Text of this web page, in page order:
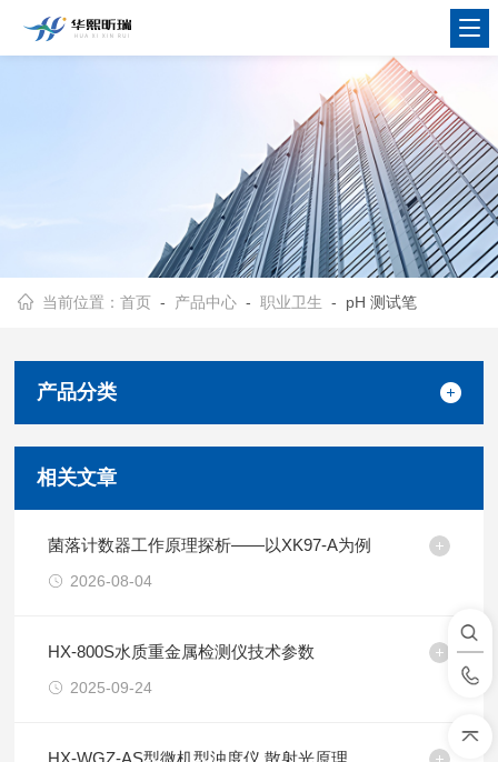
当前位置：首页 - 产品中心 -职业卫生 - pH 测试笔
产品分类
相关文章
菌落计数器工作原理探析——以XK97-A为例
2026-08-04
HX-800S水质重金属检测仪技术参数
2025-09-24
HX-WGZ-AS型微机型浊度仪 散射光原理